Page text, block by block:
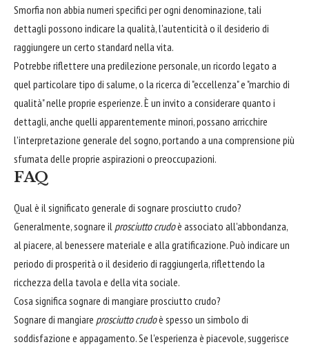
Smorfia non abbia numeri specifici per ogni denominazione, tali
dettagli possono indicare la qualità, l'autenticità o il desiderio di
raggiungere un certo standard nella vita.
Potrebbe riflettere una predilezione personale, un ricordo legato a
quel particolare tipo di salume, o la ricerca di "eccellenza" e "marchio di
qualità" nelle proprie esperienze. È un invito a considerare quanto i
dettagli, anche quelli apparentemente minori, possano arricchire
l'interpretazione generale del sogno, portando a una comprensione più
sfumata delle proprie aspirazioni o preoccupazioni.
FAQ
Qual è il significato generale di sognare prosciutto crudo?
Generalmente, sognare il prosciutto crudoè associato all'abbondanza,
al piacere, al benessere materiale e alla gratificazione. Può indicare un
periodo di prosperità o il desiderio di raggiungerla, riflettendo la
ricchezza della tavola e della vita sociale.
Cosa significa sognare di mangiare prosciutto crudo?
Sognare di mangiare prosciutto crudoè spesso un simbolo di
soddisfazione e appagamento. Se l'esperienza è piacevole, suggerisce